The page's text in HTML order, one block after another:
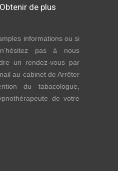
de plus
informations ou si
pas à nous
un rendez-vous par
au cabinet de Arrêter
du tabacologue,
de votre